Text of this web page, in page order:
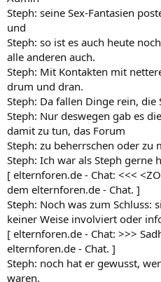
Steph: seine Sex-Fantasien
und
Steph: so ist es auch heute
alle anderen auch.
Steph: Mit Kontakten mit
drum und dran.
Steph: Da fallen Dinge rein,
Steph: Nur deswegen gab es
damit zu tun, das Forum
Steph: zu beherrschen oder zu
Steph: Ich war als Steph gerne
[ elternforen.de - Chat: <<<
dem elternforen.de - Chat. ]
Steph: Noch was zum Schluss:
keiner Weise involviert oder
[ elternforen.de - Chat: >>>
elternforen.de - Chat. ]
Steph: noch hat er gewusst,
waren.